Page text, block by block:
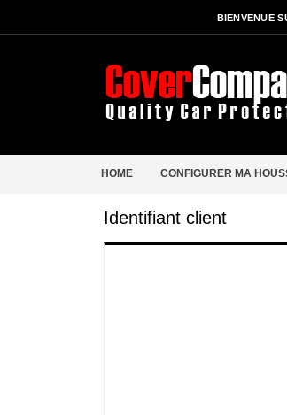
BIENVENUE
HOME CONFIGURER MA
Identifiant client